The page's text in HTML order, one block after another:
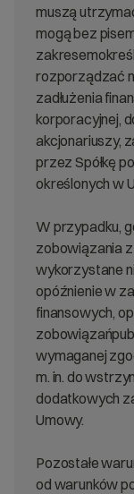
muszą
mogą bez
rozporządzać
zadłużenia
korporacyjnej,
akcjonariuszy,
przez Spółkę
określonych w
W przypadku,
zobowiązania
wykorzystane
opóźnienie w
finansowych,
wymaganej
m. in. do
dodatkowych
Umowy.
Pozostałe
od warunków